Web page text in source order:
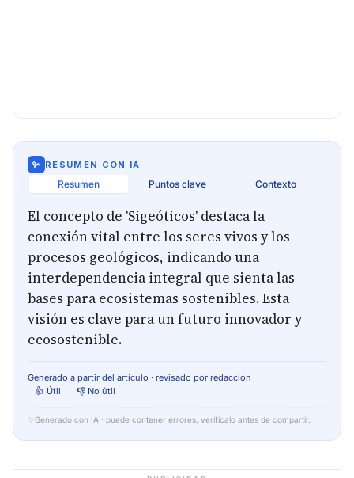
✨ RESUMEN CON IA
Resumen Puntos clave Contexto
El concepto de 'Sigeóticos' destaca la
conexión vital entre los seres vivos y los
procesos geológicos, indicando una
interdependencia integral que sienta las
bases para ecosistemas sostenibles. Esta
visión es clave para un futuro innovador y
ecosostenible.
Generado a partir del artículo · revisado por redacción
👍 Útil
👎 No útil
✨ Generado con IA · puede contener errores, verifícalo antes de compartir.